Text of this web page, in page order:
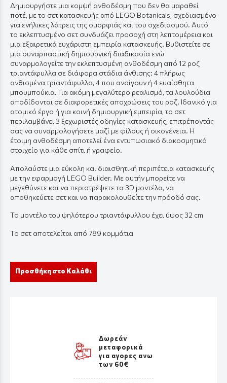
Δημιουργήστε μια κομψή ανθοδέσμη που δεν θα μαραθεί
ποτέ, με το σετ κατασκευής από LEGO Botanicals, σχεδιασμένο
για ενήλικες λάτρεις της ομορφιάς και του σχεδιασμού. Αυτό
το εκλεπτυσμένο σετ συνδυάζει προσοχή στη λεπτομέρεια και
μια εξαιρετικά ευχάριστη εμπειρία κατασκευής. Βυθιστείτε σε
μια συναρπαστική δημιουργική διαδικασία ενώ
συναρμολογείτε την εκλεπτυσμένη ανθοδέσμη από 12 ροζ
τριαντάφυλλα σε διάφορα στάδια άνθισης: 4 πλήρως
ανθισμένα τριαντάφυλλα, 4 που ανοίγουν ή 4 ευαίσθητα
μπουμπούκια. Για ακόμη μεγαλύτερο ρεαλισμό, τα λουλούδια
αποδίδονται σε διαφορετικές αποχρώσεις του ροζ. Ιδανικό για
ατομικό έργο ή για κοινή δημιουργική εμπειρία, το σετ
περιλαμβάνει 3 ξεχωριστές οδηγίες κατασκευής, επιτρέποντάς
σας να συναρμολογήσετε μαζί με φίλους ή οικογένεια. Η
έτοιμη ανθοδέσμη αποτελεί ένα εντυπωσιακό διακοσμητικό
στοιχείο για κάθε σπίτι ή γραφείο.
Απολαύστε μια εύκολη και διαισθητική περιπέτεια κατασκευής
με την εφαρμογή LEGO Builder. Με αυτήν μπορείτε να
μεγεθύνετε και να περιστρέψετε τα 3D μοντέλα, να
αποθηκεύετε σετ και να παρακολουθείτε την πρόοδό σας.
Το μοντέλο του ψηλότερου τριαντάφυλλου έχει ύψος 32 cm
Το σετ αποτελείται από 789 κομμάτια
Προσθήκη στο Καλάθι
Δωρεάν
μεταφορικά
για αγορες ανω
των 60€